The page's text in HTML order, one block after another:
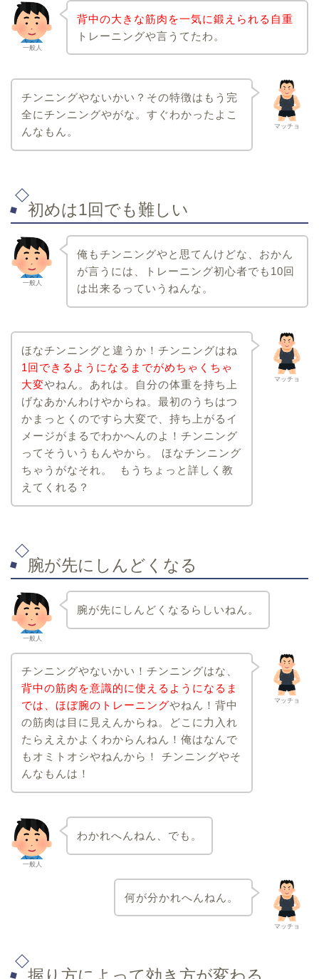
一般人
背中の大きな筋肉を一気に鍛えられる自重
トレーニングや言うてたわ。
マッチョ
チンニングやないかい？その特徴はもう完
全にチンニングやがな。すぐわかったよこ
んなもん。
初めは1回でも難しい
一般人
俺もチンニングやと思てんけどな、おかん
が言うには、トレーニング初心者でも10回
は出来るっていうねんな。
マッチョ
ほなチンニングと違うか！チンニングはね
1回できるようになるまでがめちゃくちゃ
大変やねん。あれは。自分の体重を持ち上
げなあかんわけやからね。最初のうちはつ
かまっとくのですら大変で、持ち上がるイ
メージがまるでわかへんのよ！チンニング
ってそういうもんやから。 ほなチンニング
ちゃうがなそれ。 もうちょっと詳しく教
えてくれる？
腕が先にしんどくなる
一般人
腕が先にしんどくなるらしいねん。
マッチョ
チンニングやないかい！チンニングはな、
背中の筋肉を意識的に使えるようになるま
では、ほぼ腕のトレーニングやねん！背中
の筋肉は目に見えんからね。どこに力入れ
たらええかよくわからんねん！俺はなんで
もオミトオシやねんから！ チンニングやそ
んなもんは！
一般人
わかれへんねん、でも。
マッチョ
何が分かれへんねん。
握り方によって効き方が変わる